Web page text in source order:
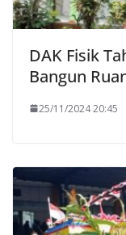
DAK Fisik
Bangun
25/11/2024 20:45